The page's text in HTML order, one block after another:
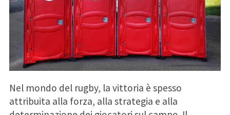
Nel mondo del rugby, la vittoria è spesso
attribuita alla forza, alla strategia e alla